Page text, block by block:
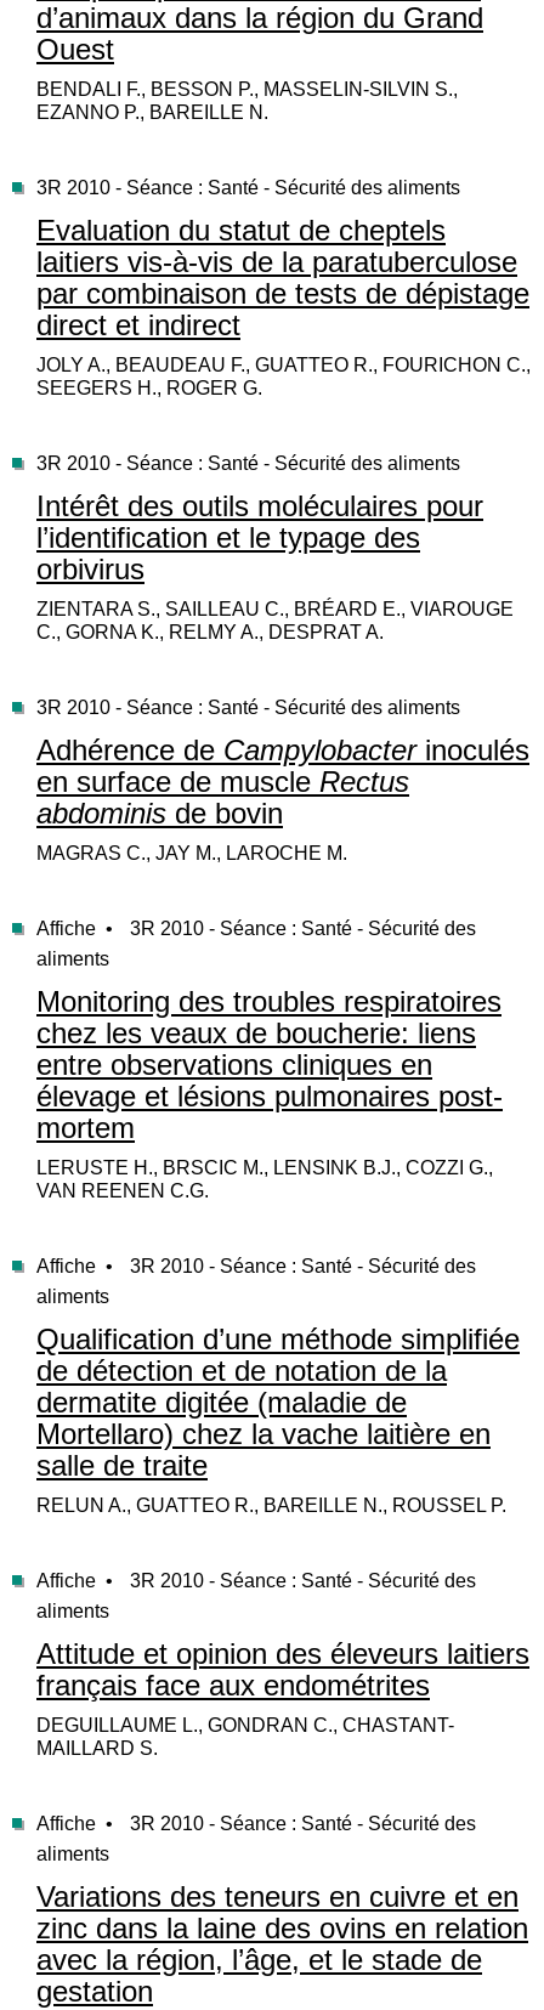
d’animaux dans la région du Grand
Ouest
BENDALI F., BESSON P., MASSELIN-SILVIN S.,
EZANNO P., BAREILLE N.
3R 2010 - Séance : Santé - Sécurité des aliments
Evaluation du statut de cheptels
laitiers vis-à-vis de la paratuberculose
par combinaison de tests de dépistage
direct et indirect
JOLY A., BEAUDEAU F., GUATTEO R., FOURICHON C.,
SEEGERS H., ROGER G.
3R 2010 - Séance : Santé - Sécurité des aliments
Intérêt des outils moléculaires pour
l’identification et le typage des
orbivirus
ZIENTARA S., SAILLEAU C., BRÉARD E., VIAROUGE
C., GORNA K., RELMY A., DESPRAT A.
3R 2010 - Séance : Santé - Sécurité des aliments
Adhérence de Campylobacterinoculés
en surface de muscle Rectus
abdominis de bovin
MAGRAS C., JAY M., LAROCHE M.
Affiche •
3R 2010 - Séance : Santé - Sécurité des
aliments
Monitoring des troubles respiratoires
chez les veaux de boucherie: liens
entre observations cliniques en
élevage et lésions pulmonaires post-
mortem
LERUSTE H., BRSCIC M., LENSINK B.J., COZZI G.,
VAN REENEN C.G.
Affiche •
3R 2010 - Séance : Santé - Sécurité des
aliments
Qualification d’une méthode simplifiée
de détection et de notation de la
dermatite digitée (maladie de
Mortellaro) chez la vache laitière en
salle de traite
RELUN A., GUATTEO R., BAREILLE N., ROUSSEL P.
Affiche •
3R 2010 - Séance : Santé - Sécurité des
aliments
Attitude et opinion des éleveurs laitiers
français face aux endométrites
DEGUILLAUME L., GONDRAN C., CHASTANT-
MAILLARD S.
Affiche •
3R 2010 - Séance : Santé - Sécurité des
aliments
Variations des teneurs en cuivre et en
zinc dans la laine des ovins en relation
avec la région, l’âge, et le stade de
gestation